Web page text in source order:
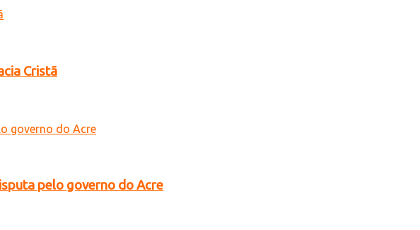
Cristã
pelo governo do Acre